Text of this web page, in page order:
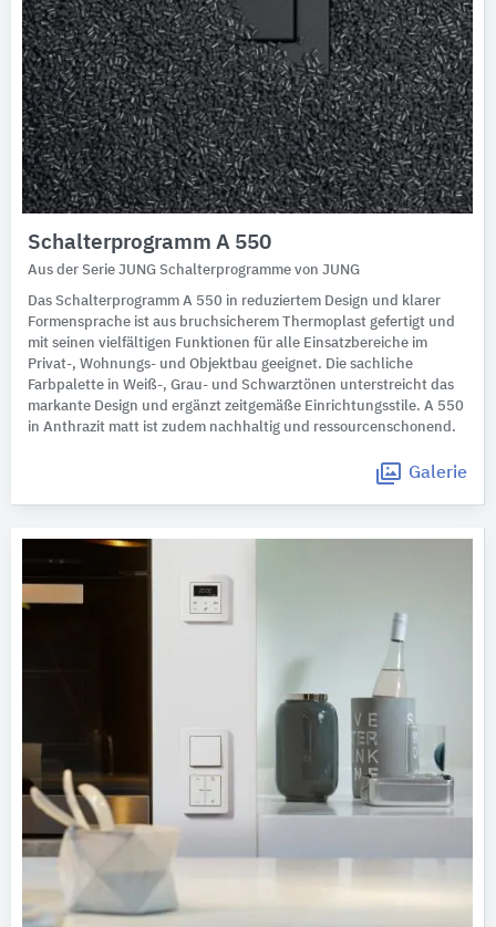
Schalterprogramm A 550
Aus der Serie JUNG Schalterprogramme von JUNG
Das Schalterprogramm A 550 in reduziertem Design und klarer
Formensprache ist aus bruchsicherem Thermoplast gefertigt und
mit seinen vielfältigen Funktionen für alle Einsatzbereiche im
Privat-, Wohnungs- und Objektbau geeignet. Die sachliche
Farbpalette in Weiß-, Grau- und Schwarztönen unterstreicht das
markante Design und ergänzt zeitgemäße Einrichtungsstile. A 550
in Anthrazit matt ist zudem nachhaltig und ressourcenschonend.
Galerie